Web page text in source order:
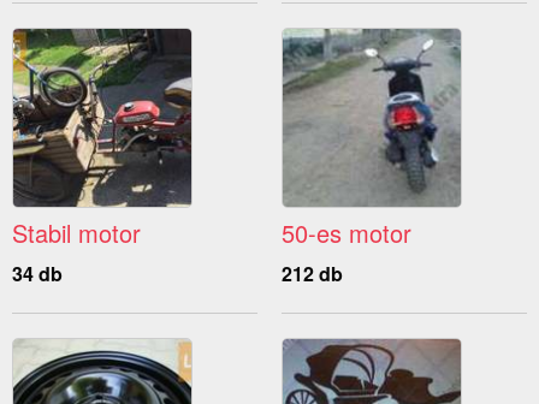
Stabil motor
34 db
50-es motor
212 db